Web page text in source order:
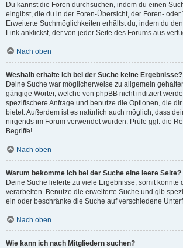
Du kannst die Foren durchsuchen, indem du einen
eingibst, die du in der Foren-Übersicht, der Foren-
Erweiterte Suchmöglichkeiten erhältst du, indem du
Link anklickst, der von jeder Seite des Forums aus
Nach oben
Weshalb erhalte ich bei der Suche keine Ergebnisse?
Deine Suche war möglicherweise zu allgemein
gängige Wörter, welche von phpBB nicht indiziert
spezifischere Anfrage und benutze die Optionen, die
bietet. Außerdem ist es natürlich auch möglich, dass
nirgends im Forum verwendet wurden. Prüfe ggf. die
Begriffe!
Nach oben
Warum bekomme ich bei der Suche eine leere Seite?
Deine Suche lieferte zu viele Ergebnisse, somit konnte
verarbeiten. Benutze die erweiterte Suche und gib
ein oder beschränke die Suche auf verschiedene
Nach oben
Wie kann ich nach Mitgliedern suchen?